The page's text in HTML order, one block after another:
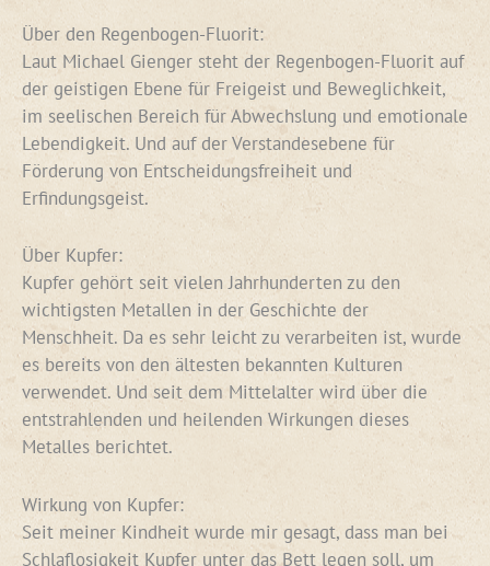
Über den Regenbogen-Fluorit:
Laut Michael Gienger steht der Regenbogen-Fluorit auf
der geistigen Ebene für Freigeist und Beweglichkeit,
im seelischen Bereich für Abwechslung und emotionale
Lebendigkeit. Und auf der Verstandesebene für
Förderung von Entscheidungsfreiheit und
Erfindungsgeist.
Über Kupfer:
Kupfer gehört seit vielen Jahrhunderten zu den
wichtigsten Metallen in der Geschichte der
Menschheit. Da es sehr leicht zu verarbeiten ist, wurde
es bereits von den ältesten bekannten Kulturen
verwendet. Und seit dem Mittelalter wird über die
entstrahlenden und heilenden Wirkungen dieses
Metalles berichtet.
Wirkung von Kupfer:
Seit meiner Kindheit wurde mir gesagt, dass man bei
Schlaflosigkeit Kupfer unter das Bett legen soll, um